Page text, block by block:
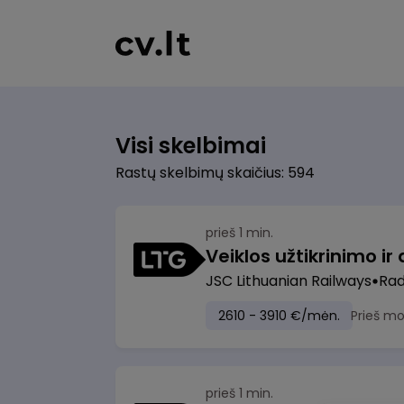
Visi skelbimai
Rastų skelbimų skaičius: 594
prieš 1 min.
JSC Lithuanian Railways
2610 - 3910 €/mėn. Prieš
prieš 1 min.